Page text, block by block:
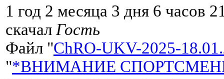
1 год 2 месяца 3 дня 6 часов
скачал Гость
Файл "ChRO-UKV-2025-
"*ВНИМАНИЕ